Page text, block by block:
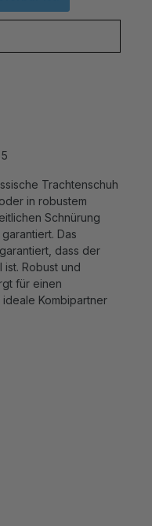
Trachtenschuh
in robustem
Schnürung
Das
dass der
Robust und
für einen
Kombipartner